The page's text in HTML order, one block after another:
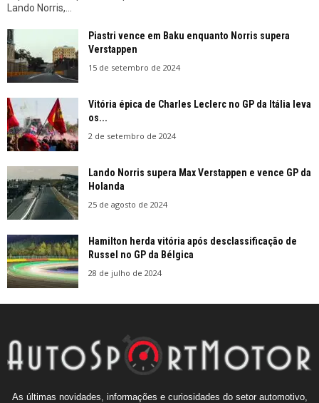
Lando Norris,...
Piastri vence em Baku enquanto Norris supera
Verstappen
15 de setembro de 2024
Vitória épica de Charles Leclerc no GP da Itália leva
os...
2 de setembro de 2024
Lando Norris supera Max Verstappen e vence GP da
Holanda
25 de agosto de 2024
Hamilton herda vitória após desclassificação de
Russel no GP da Bélgica
28 de julho de 2024
As últimas novidades, informações e curiosidades do setor automotivo,